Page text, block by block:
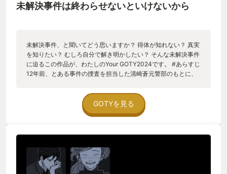
未解決事件は終わらせないといけないから
未解決事件、と聞いてどう思いますか？ 得体が知れない？ 真実
を知りたい？ むしろ自分で解き明かしたい？ そんな未解決事件
に迫るこの作品が、わたしのYour GOTY2024です。 #あらすじ
12年前、とある事件の捜査を担当した清崎蒼元警部のもとに、
ること。 『犀華(せいか)ちゃん行方不明事件』 一人の少女が行
方不明となり、その後未解決事件として幕を降ろした事件で
す。 果たして事件の真相とは？ なぜ未解決事件になったのか？
示済みの証言をもとに推理をしないと開放されないこともあり
ます。 証言はすべて清崎元警部の記憶がもとになっているた
め、話者と時系列があやふやです。 それを正しく整理すること
GOTYを見る